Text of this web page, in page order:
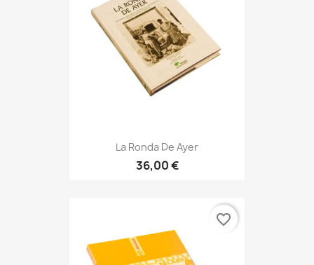
La Ronda De Ayer
36,00 €
favorite_border